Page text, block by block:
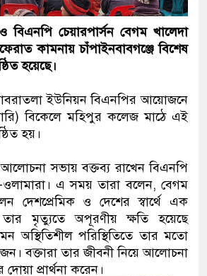
ও বিএনপি চেয়ারপার্সন বেগম খালেদা
কামনায় চাঁপাইনবাবগঞ্জে বিশেষ
হয়েছে।
ইউনিয়ন বিএনপির আয়োজনে
বিকেলে মহিপুর কলেজ মাঠে এই
হয়।
সভায় বক্তব্য রাখেন বিএনপি
এ সময় তারা বলেন, বেগম
দেশপ্রেমিক ও দেশের স্বার্থে এক
তার মৃত্যুতে অপূরণীয় ক্ষতি হয়েছে
অস্থিতিশীল পরিস্থিতিতে তার মতো
বক্তারা তার জীবনী নিয়ে আলোচনা
প্রার্থনা করেন।